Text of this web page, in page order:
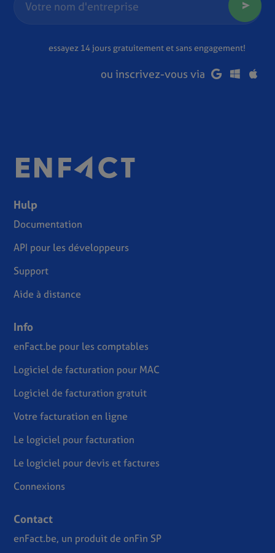
essayez 14 jours gratuitement et sans engagement!
ou inscrivez-vous via
Hulp
Documentation
API pour les développeurs
Support
Aide à distance
Info
enFact.be pour les comptables
Logiciel de facturation pour MAC
Logiciel de facturation gratuit
Votre facturation en ligne
Le logiciel pour facturation
Le logiciel pour devis et factures
Connexions
Contact
enFact.be, un produit de onFin SP